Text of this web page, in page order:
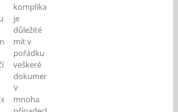
komplikací,
je
důležité
mít v
pořádku
veškeré
dokumenty.
V
mnoha